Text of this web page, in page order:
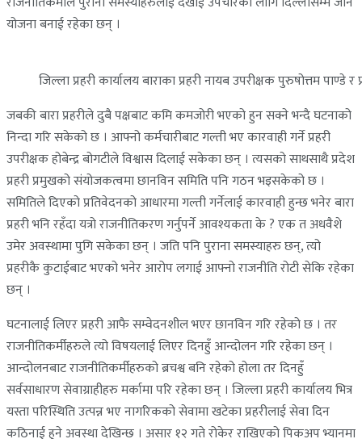
योजना बनाई रहेका छन् ।
जिल्ला प्रहरी कार्यालय बाराका प्रहरी नायब उपरीक्षक पुरुषोत्तम पाण्डे
जबकी बारा प्रहरीले दुबै पक्षबाट कमि कमजोरी भएको हुन सक्ने भन्दै घटनाको
निन्दा गरि सकेको छ । आफ्नो कर्मचारीबाट गल्ती भए कारवाही गर्ने प्रहरी
उपरीक्षक होबेन्द्र बोगटीले विश्वास दिलाई सकेका छन् । त्यसको साथसाथै प्रदेश
प्रहरी प्रमुखको संयोजकत्वमा छानविन समिति पनि गठन भइसकेको छ ।
समितिले दिएको प्रतिवेदनको आधारमा गल्ती गर्नेलाई कारवाही हुन्छ भनेर बारा
प्रहरी भनि रहँदा यत्रो राजनीतिकरण गर्नुपर्ने आवश्यकता के ? एक त अधवैशे
उमेर अवस्थामा पुगि सकेका छन् । जति पनि पुराना समस्याहरु छन्, त्यो
प्रहरीकै कुटाईबाट भएको भनेर आरोप लगाई आफ्नो राजनीति रोटी सेकि रहेका
छन् ।
घटनालाई लिएर प्रहरी आफै सम्वेदनशील भएर छानविन गरि रहेको छ । तर
राजनीतिकर्मीहरुले त्यो विषयलाई लिएर दिनहुँ आन्दोलन गरि रहेका छन् ।
आन्दोलनबाट राजनीतिकर्मीहरुको ब्रचश्व बनि रहेको होला तर दिनहुँ
सर्वसाधारण सेवाग्राहीहरु मर्कामा परि रहेका छन् । जिल्ला प्रहरी कार्यालय भित्र
यस्ता परिस्थिति उत्पन्न भए नागरिकको सेवामा खटेका प्रहरीलाई सेवा दिन
कठिनाई हुने अवस्था देखिन्छ । असार १२ गते रोकेर राखिएको पिकअप भ्यानमा